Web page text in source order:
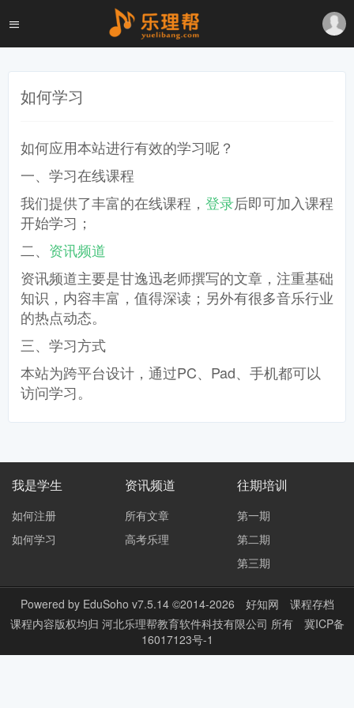
如何学习
如何应用本站进行有效的学习呢？
一、学习在线课程
我们提供了丰富的在线课程， 登录后即可加入课程
开始学习；
二、 资讯频道
资讯频道主要是甘逸迅老师撰写的文章，注重基础
知识，内容丰富，值得深读；另外有很多音乐行业
的热点动态。
三、学习方式
本站为跨平台设计，通过PC、Pad、手机都可以
访问学习。
我是学生
如何注册
如何学习
资讯频道
所有文章
高考乐理
往期培训
第一期
第二期
第三期
Powered by EduSoho v7.5.14©2014-2026 好知网
课程存档
课程内容版权均归 河北乐理帮教育软件科技有限公司 所有
冀ICP备
16017123号-1